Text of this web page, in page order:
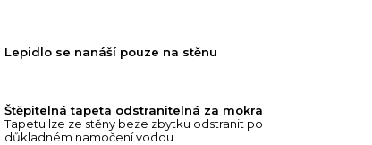
Lepidlo se nanáší pouze na stěnu
Štěpitelná tapeta odstranitelná za mokra
Tapetu lze ze stěny beze zbytku odstranit po
důkladném namočení vodou